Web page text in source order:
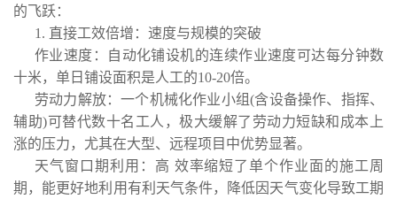
的飞跃：
1. 直接工效倍增：速度与规模的突破
作业速度：自动化铺设机的连续作业速度可达每分钟数
十米，单日铺设面积是人工的10-20倍。
劳动力解放：一个机械化作业小组(含设备操作、指挥、
辅助)可替代数十名工人，极大缓解了劳动力短缺和成本上
涨的压力，尤其在大型、远程项目中优势显著。
天气窗口期利用：高 效率缩短了单个作业面的施工周
期，能更好地利用有利天气条件，降低因天气变化导致工期